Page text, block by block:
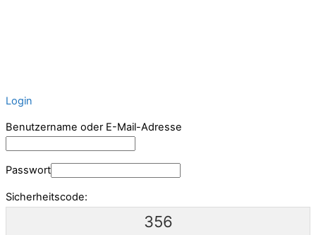
Login
Benutzername oder E-Mail-Adresse
Passwort
Sicherheitscode:
356